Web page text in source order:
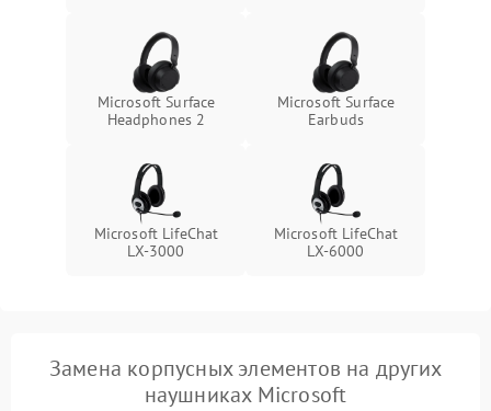
Microsoft Surface
Headphones 2
Microsoft Surface
Earbuds
Microsoft LifeChat
LX-3000
Microsoft LifeChat
LX-6000
Замена корпусных элементов на других
наушниках Microsoft